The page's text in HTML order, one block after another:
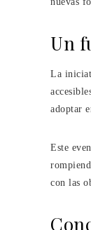
Un
La
adoptar
Este
con las